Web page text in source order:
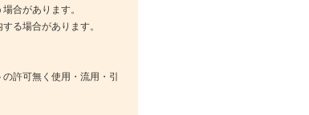
合があります。
る場合があります。
許可無く使用・流用・引